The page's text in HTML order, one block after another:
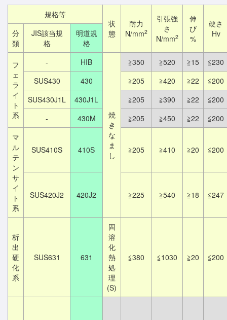
規格等
状
態
耐力
N/mm2
引張強
さ
N/mm2
伸
び
%
硬さ
Hv
分
類
JIS該当規
格
明道規
格
フ
ェ
ラ
イ
ト
系
- HIB
焼
き
な
ま
し
≧350 ≧520 ≧15
≦230
SUS430
430 ≧205 ≧420 ≧22
≦200
SUS430J1L
430J1L ≧205 ≧390 ≧22
≦200
-
430M ≧205 ≧450 ≧22
≦200
マ
ル
テ
ン
サ
イ
ト
系
SUS410S 410S ≧205 ≧410 ≧20 ≦200
SUS420J2 420J2 ≧225 ≧540 ≧18 ≦247
析
出
硬
化
系
SUS631 631
固
溶
化
熱
処
理
(S)
≦380 ≦1030 ≧20 ≦200